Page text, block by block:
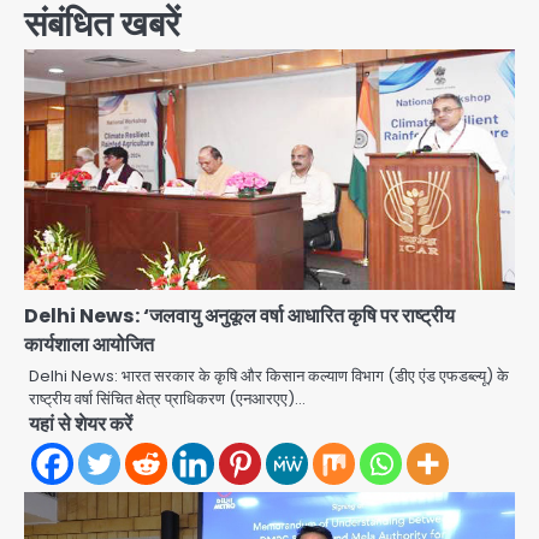
संबंधित खबरें
Delhi News: ‘जलवायु अनुकूल वर्षा आधारित कृषि पर राष्ट्रीय
कार्यशाला आयोजित
Delhi News: भारत सरकार के कृषि और किसान कल्याण विभाग (डीए एंड एफडब्ल्यू) के
राष्ट्रीय वर्षा सिंचित क्षेत्र प्राधिकरण (एनआरएए)…
यहां से शेयर करें